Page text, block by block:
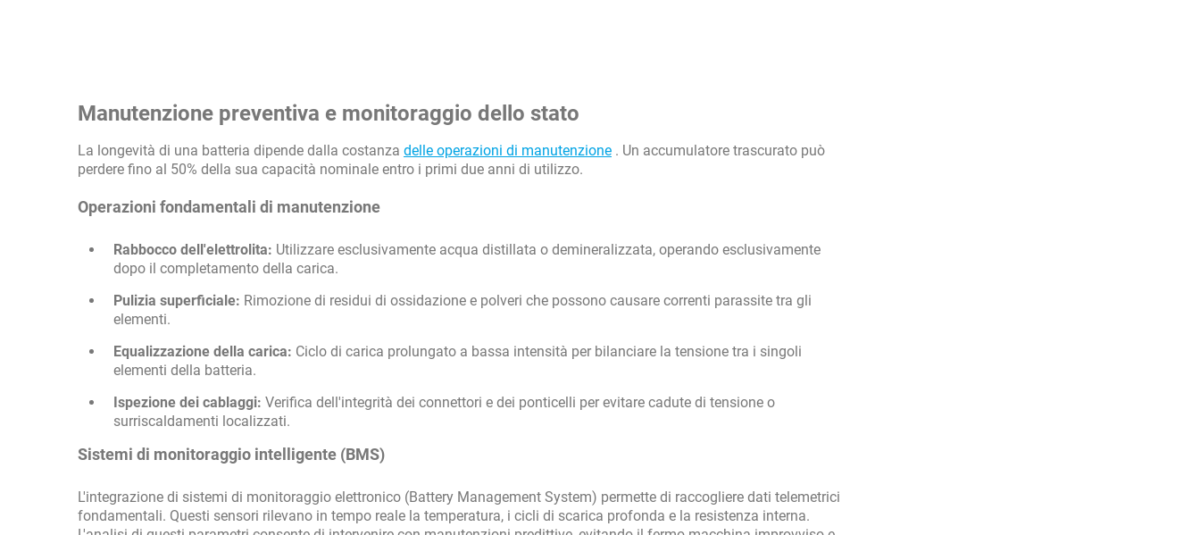
Manutenzione preventiva e monitoraggio dello stato
La longevità di una batteria dipende dalla costanza delle operazioni di manutenzione . Un accumulatore trascurato può
perdere fino al 50% della sua capacità nominale entro i primi due anni di utilizzo.
Operazioni fondamentali di manutenzione
Rabbocco dell'elettrolita: Utilizzare esclusivamente acqua distillata o demineralizzata, operando esclusivamente
dopo il completamento della carica.
Pulizia superficiale: Rimozione di residui di ossidazione e polveri che possono causare correnti parassite tra gli
elementi.
Equalizzazione della carica: Ciclo di carica prolungato a bassa intensità per bilanciare la tensione tra i singoli
elementi della batteria.
Ispezione dei cablaggi: Verifica dell'integrità dei connettori e dei ponticelli per evitare cadute di tensione o
surriscaldamenti localizzati.
Sistemi di monitoraggio intelligente (BMS)
L'integrazione di sistemi di monitoraggio elettronico (Battery Management System) permette di raccogliere dati telemetrici
fondamentali. Questi sensori rilevano in tempo reale la temperatura, i cicli di scarica profonda e la resistenza interna.